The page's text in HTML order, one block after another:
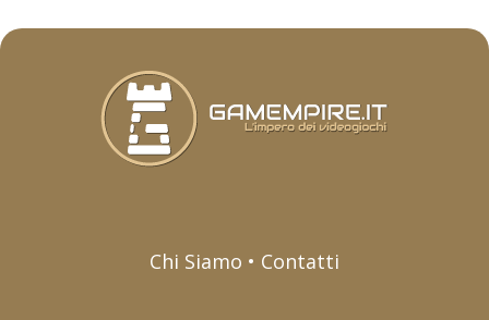
Chi Siamo • Contatti